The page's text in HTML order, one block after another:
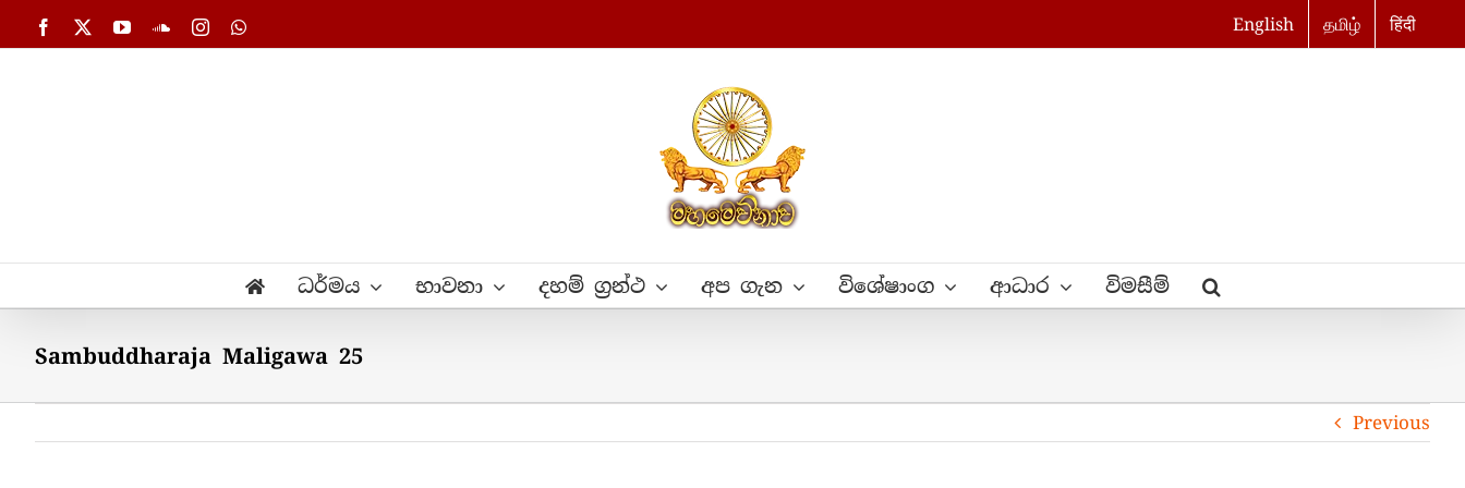
to
Facebook YouTubeSoundCloud
InstagramWhatsApp English தமிழ் हिंदी
ධර්මය භාවනා දහම් ග්‍රන්ථ අප ගැන විශේෂාංග ආධාර විමසීම්
Sambuddharaja Maligawa 25
Previous